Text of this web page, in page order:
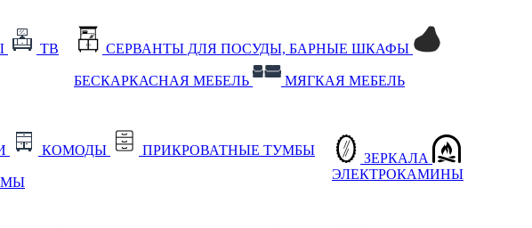
ТВ СЕРВАНТЫ ДЛЯ ПОСУДЫ, БАРНЫЕ ШКАФЫ
БЕСКАРКАСНАЯ МЕБЕЛЬ МЯГКАЯ МЕБЕЛЬ
КОМОДЫ ПРИКРОВАТНЫЕ ТУМБЫ
ЗЕРКАЛА
ЭЛЕКТРОКАМИНЫ